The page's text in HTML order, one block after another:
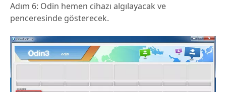
Adım 6: Odin hemen cihazı algılayacak ve
penceresinde gösterecek.